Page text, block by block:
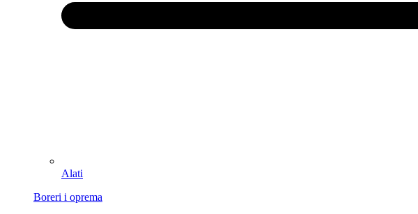
Alati
Boreri i oprema